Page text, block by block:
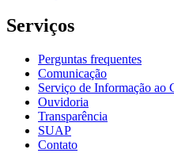
Serviços
Perguntas frequentes
Comunicação
Serviço de Informação ao
Ouvidoria
Transparência
SUAP
Contato